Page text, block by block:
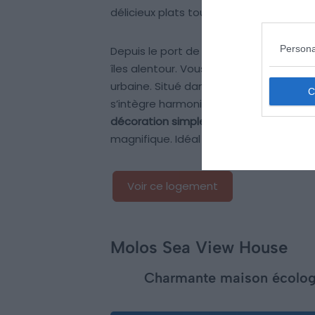
délicieux plats tout en étant bercé par
Depuis le port de Parikia, partez en
îles alentour. Vous bénéficiez d’une
urbaine. Situé dans un bâtiment à
s’intègre harmonieusement dans son
décoration simple et épurée . Le
magnifique. Idéal pour prendre votre
Voir ce logement
Molos Sea View House
Charmante maison